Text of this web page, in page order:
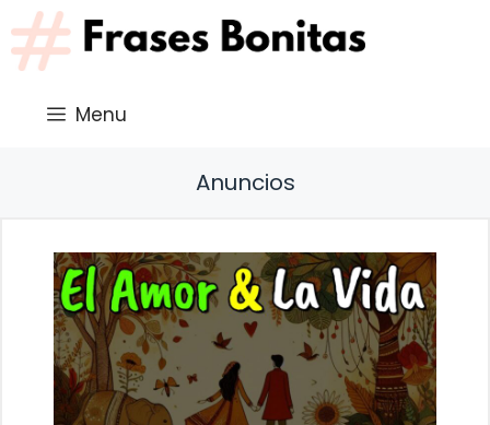
Saltar
al
contenido
Menu
Anuncios